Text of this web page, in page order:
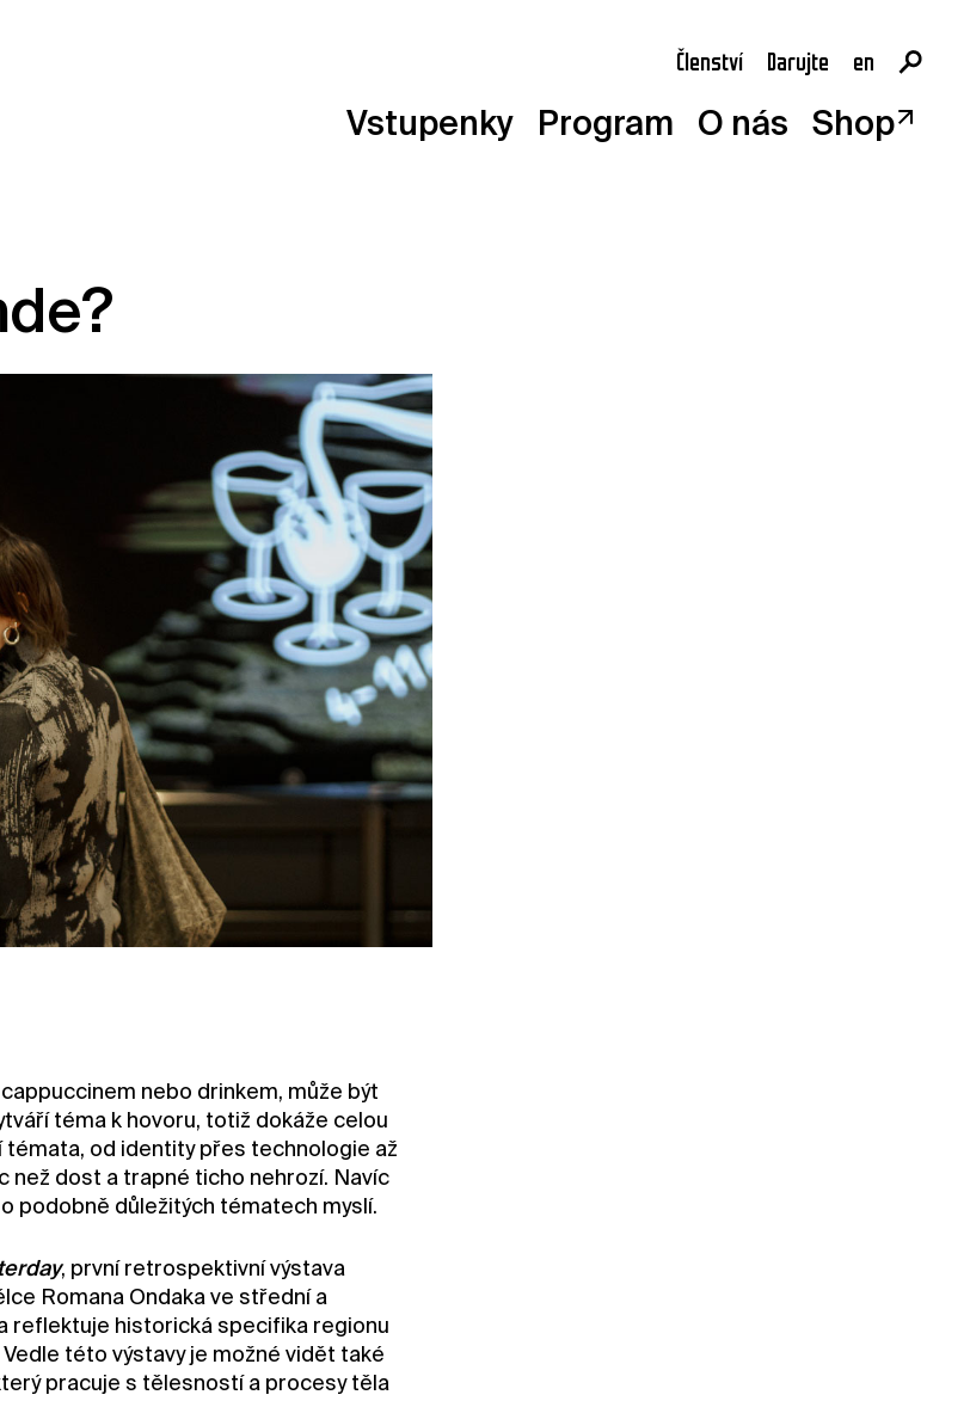
Členství Darujte
cs
en
Vstupenky Program O nás Shop
nebo drinkem, může být
téma k hovoru, totiž dokáže celou
témata, od identity přes technologie až
než dost a trapné ticho nehrozí. Navíc
podobně důležitých tématech myslí.
, první retrospektivní výstava
Romana Ondaka ve střední a
reflektuje historická specifika regionu
této výstavy je možné vidět také
pracuje s tělesností a procesy těla